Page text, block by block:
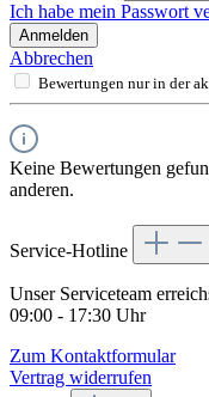
Ich habe mein Passwort
Anmelden
Abbrechen
Bewertungen nur in der
Keine Bewertungen
anderen.
Service-Hotline
Unser Serviceteam
09:00 - 17:30 Uhr
Zum Kontaktformular
Vertrag widerrufen